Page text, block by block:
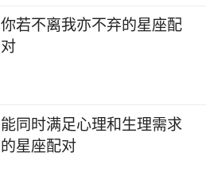
你若不离我亦不弃的星座配
对
能同时满足心理和生理需求
的星座配对